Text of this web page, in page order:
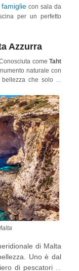
con sala da
per un perfetto
Azzurra
comeTaht
naturale con
che solo la
di Malta
Uno è dal
di pescatori di